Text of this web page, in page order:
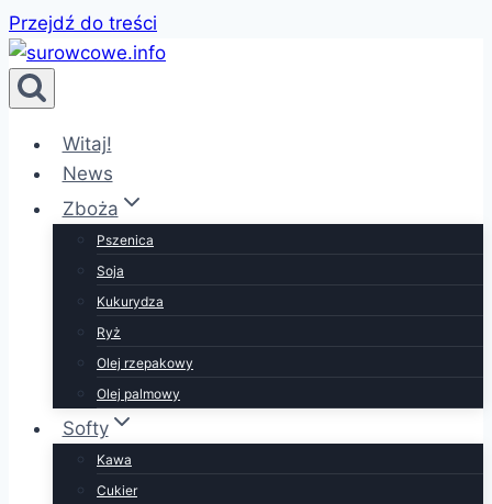
Przejdź do treści
Witaj!
News
Zboża
Pszenica
Soja
Kukurydza
Ryż
Olej rzepakowy
Olej palmowy
Softy
Kawa
Cukier